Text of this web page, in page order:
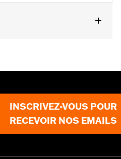
INSCRIVEZ-VOUS POUR
RECEVOIR NOS EMAILS